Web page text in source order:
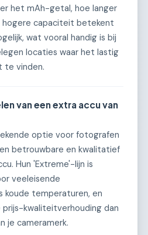
het mAh-getal, hoe langer
hogere capaciteit betekent
wat vooral handig is bij
locaties waar het lastig
te vinden.
van een extra accu van
optie voor fotografen
betrouwbare en kwalitatief
Hun 'Extreme'-lijn is
veeleisende
koude temperaturen, en
kwaliteitverhouding dan
je cameramerk.